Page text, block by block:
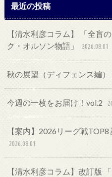
最近の投稿
【清水利彦コラム】 「全盲
ク・オルソン物語」
2026.08.01
秋の展望（ディフェンス編）
今週の一枚をお届け！vol.2
【案内】2026リーグ戦
2026.08.01
【清水利彦コラム】改訂版